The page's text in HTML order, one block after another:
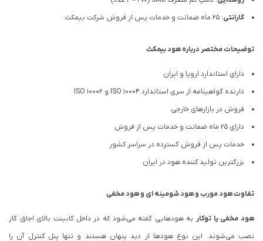
گارانتی: 25 ماه ضمانت و خدمات پس از فروش شرکت بیمکث
توضیحات مختصر درباره هود بیمکث
دارای استاندارد اروپا و ایران
دارنده گواهینامه از سری استاندارد ISO 10004 و ISO 10002
فروش در بازارهای خارجی
دارای 25 ماه ضمانت و خدمات پس از فروش
خدمات پس از فروش گسترده در سراسر کشور
بزرگترین تولید کننده هود در ایران
تفاوت هود مورب و هود شومینه ای و هود مخفی
هود مخفی یا توکار به هودهایی گفته می‌شود که در داخل کابینت بالای اجاق گاز
نصب می‌شوند. این نوع هودها از دید پنهان هستند و تنها پنل کنترل آن را